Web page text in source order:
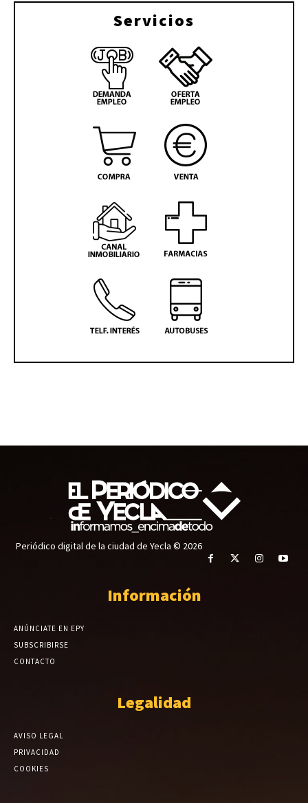
Servicios
Periódico digital de la ciudad de Yecla © 2026
Información
ANÚNCIATE EN EPY
SUBSCRIBIRSE
CONTACTO
Legalidad
AVISO LEGAL
PRIVACIDAD
COOKIES